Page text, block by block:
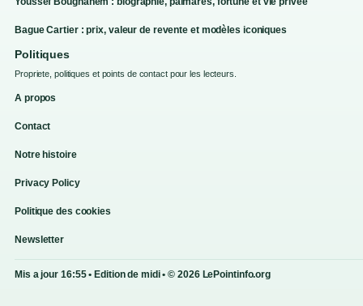
Bague Cartier : prix, valeur de revente et modèles iconiques
Politiques
Propriete, politiques et points de contact pour les lecteurs.
A propos
Contact
Notre histoire
Privacy Policy
Politique des cookies
Newsletter
Mis a jour 16:55 • Edition de midi • © 2026 LePointinfo.org